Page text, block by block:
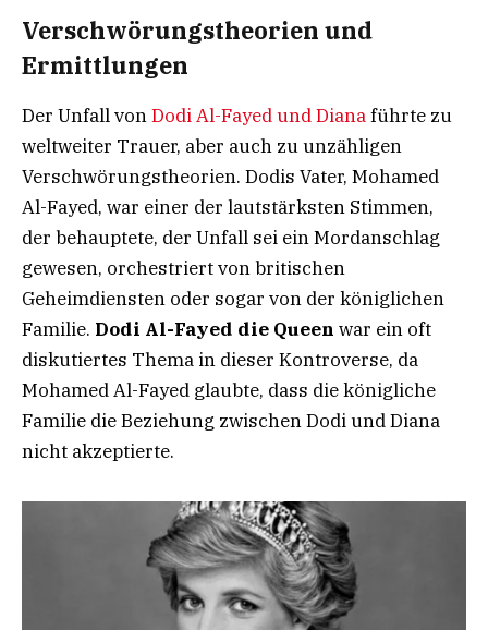
Verschwörungstheorien und
Ermittlungen
Der Unfall vonDodi Al-Fayed und Dianaführte zu
weltweiter Trauer, aber auch zu unzähligen
Verschwörungstheorien. Dodis Vater, Mohamed
Al-Fayed, war einer der lautstärksten Stimmen,
der behauptete, der Unfall sei ein Mordanschlag
gewesen, orchestriert von britischen
Geheimdiensten oder sogar von der königlichen
Familie. Dodi Al-Fayed die Queen war ein oft
diskutiertes Thema in dieser Kontroverse, da
Mohamed Al-Fayed glaubte, dass die königliche
Familie die Beziehung zwischen Dodi und Diana
nicht akzeptierte.